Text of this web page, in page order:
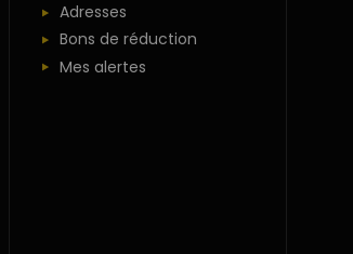
Adresses
Bons de réduction
Mes alertes